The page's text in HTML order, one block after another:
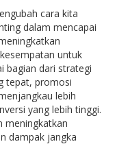
cara kita
dalam mencapai
untuk
bagian dari strategi
tepat, promosi
lebih
yang lebih tinggi.
meningkatkan
dampak jangka